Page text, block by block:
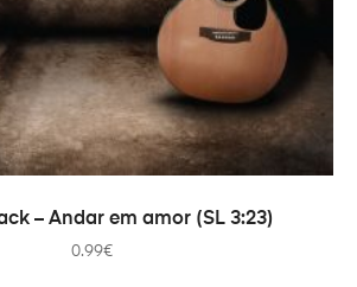
ADICIONAR
– Andar em amor (SL 3:23)
0.99€